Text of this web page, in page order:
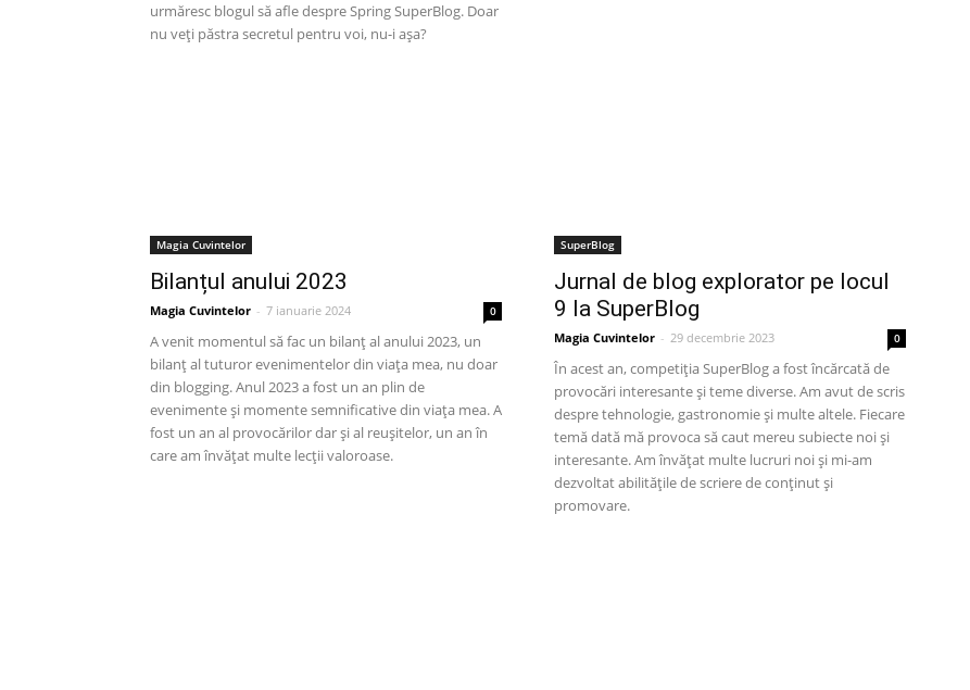
urmăresc blogul să afle despre Spring SuperBlog. Doar
nu veți păstra secretul pentru voi, nu-i așa?
Magia Cuvintelor
Bilanțul anului 2023
Magia Cuvintelor - 7 ianuarie 2024 0
A venit momentul să fac un bilanț al anului 2023, un
bilanț al tuturor evenimentelor din viața mea, nu doar
din blogging. Anul 2023 a fost un an plin de
evenimente și momente semnificative din viața mea. A
fost un an al provocărilor dar și al reușitelor, un an în
care am învățat multe lecții valoroase.
SuperBlog
Jurnal de blog explorator pe locul
9 la SuperBlog
Magia Cuvintelor - 29 decembrie 2023 0
În acest an, competiția SuperBlog a fost încărcată de
provocări interesante și teme diverse. Am avut de scris
despre tehnologie, gastronomie și multe altele. Fiecare
temă dată mă provoca să caut mereu subiecte noi și
interesante. Am învățat multe lucruri noi și mi-am
dezvoltat abilitățile de scriere de conținut și
promovare.